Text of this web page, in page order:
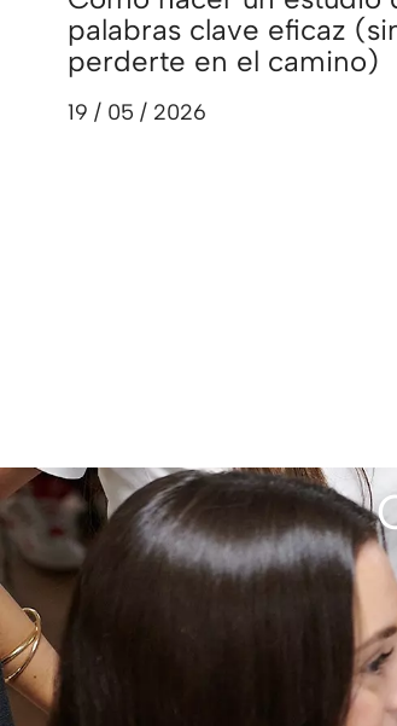
palabras clave eficaz
perderte en el camino)
19 / 05 / 2026